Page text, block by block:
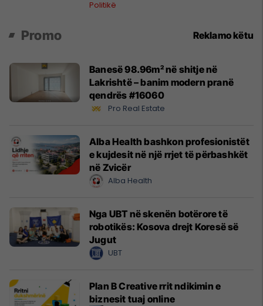
Politikë
Promo Reklamo këtu
Banesë 98.96m² në shitje në
Lakrishtë – banim modern pranë
qendrës #16060
Pro Real Estate
Alba Health bashkon profesionistët
e kujdesit në një rrjet të përbashkët
në Zvicër
Alba Health
Nga UBT në skenën botërore të
robotikës: Kosova drejt Koresë së
Jugut
UBT
Plan B Creative rrit ndikimin e
biznesit tuaj online